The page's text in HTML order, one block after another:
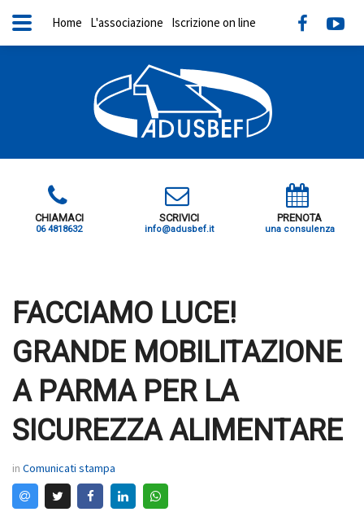
CHIAMACI
06 4818632
SCRIVICI
info@adusbef.it
PRENOTA
una consulenza
Home L'associazione Iscrizione on line
FACCIAMO LUCE!
GRANDE MOBILITAZIONE
A PARMA PER LA
SICUREZZA ALIMENTARE
in Comunicati stampa